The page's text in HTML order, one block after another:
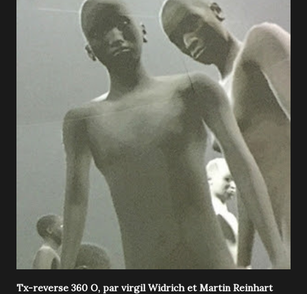
Tx-reverse 360 O, par virgil Widrich et Martin Reinhart